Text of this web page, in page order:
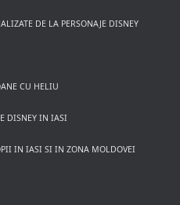
DE LA PERSONAJE DISNEY
CU HELIU
DISNEY IN IASI
IN IASI SI IN ZONA MOLDOVEI